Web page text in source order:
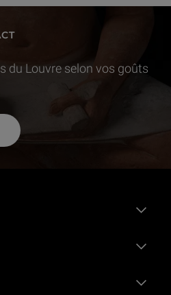
du Louvre selon vos goûts